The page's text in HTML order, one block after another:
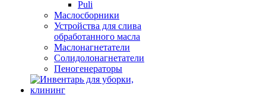
Puli
Маслосборники
Устройства для слива
обработанного масла
Маслонагнетатели
Солидолонагнетатели
Пеногенераторы